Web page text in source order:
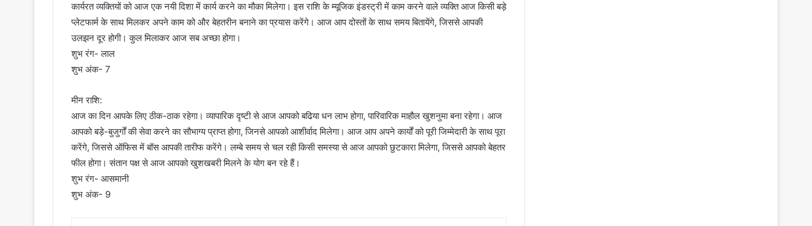
कार्यरत व्यक्तियों को आज एक नयी दिशा में कार्य करने का मौका मिलेगा। इस राशि के म्यूजिक इंडस्ट्री में काम करने वाले व्यक्ति आज किसी बड़े
प्लेटफार्म के साथ मिलकर अपने काम को और बेहतरीन बनाने का प्रयास करेंगे। आज आप दोस्तों के साथ समय बितायेंगे, जिससे आपकी
उलझन दूर होगी। कुल मिलाकर आज सब अच्छा होगा।
शुभ रंग- लाल
शुभ अंक- 7
मीन राशि:
आज का दिन आपके लिए ठीक-ठाक रहेगा। व्यापारिक दृष्टी से आज आपको बढिया धन लाभ होगा, पारिवारिक माहौल खुशनुमा बना रहेगा। आज
आपको बड़े-बुजुर्गों की सेवा करने का सौभाग्य प्राप्त होगा, जिनसे आपको आशीर्वाद मिलेगा। आज आप अपने कार्यों को पूरी जिम्मेदारी के साथ पूरा
करेंगे, जिससे ऑफिस में बॉस आपकी तारीफ करेंगे। लम्बे समय से चल रही किसी समस्या से आज आपको छुटकारा मिलेगा, जिससे आपको बेहतर
फील होगा। संतान पक्ष से आज आपको खुशखबरी मिलने के योग बन रहे हैं।
शुभ रंग- आसमानी
शुभ अंक- 9